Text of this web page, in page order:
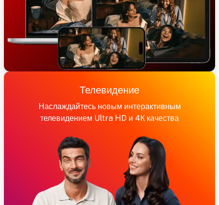
Телевидение
Наслаждайтесь новым интерактивным
телевидением Ultra HD и 4К качества